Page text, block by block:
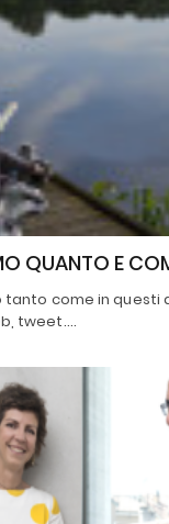
QUANTO E
tanto come in questi
tweet.…